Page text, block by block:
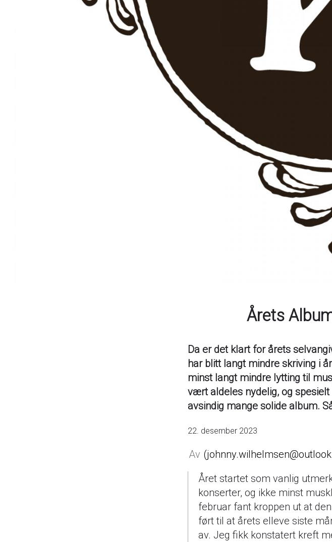
Årets
Da er det klart for årets
har blitt langt mindre skriving i
minst langt mindre lytting til
vært aldeles nydelig, og
avsindig mange solide album.
22. desember 2023
Året startet som vanlig
konserter, og ikke minst
februar fant kroppen ut at
ført til at årets elleve siste
av. Jeg fikk konstatert kreft